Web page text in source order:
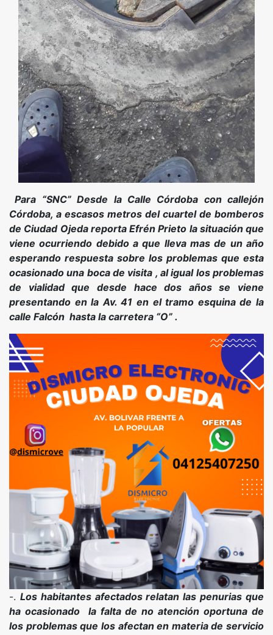
Para “SNC” Desde la Calle Córdoba con callejón
Córdoba, a escasos metros del cuartel de bomberos
de Ciudad Ojeda reporta Efrén Prieto la situación que
viene ocurriendo debido a que lleva mas de un año
esperando respuesta sobre los problemas que esta
ocasionado una boca de visita , al igual los problemas
de vialidad que desde hace dos años se viene
presentando en la Av. 41 en el tramo esquina de la
calle Falcón hasta la carretera “O” .
-. Los habitantes afectados relatan las penurias que
ha ocasionado la falta de no atención oportuna de
los problemas que los afectan en materia de servicio